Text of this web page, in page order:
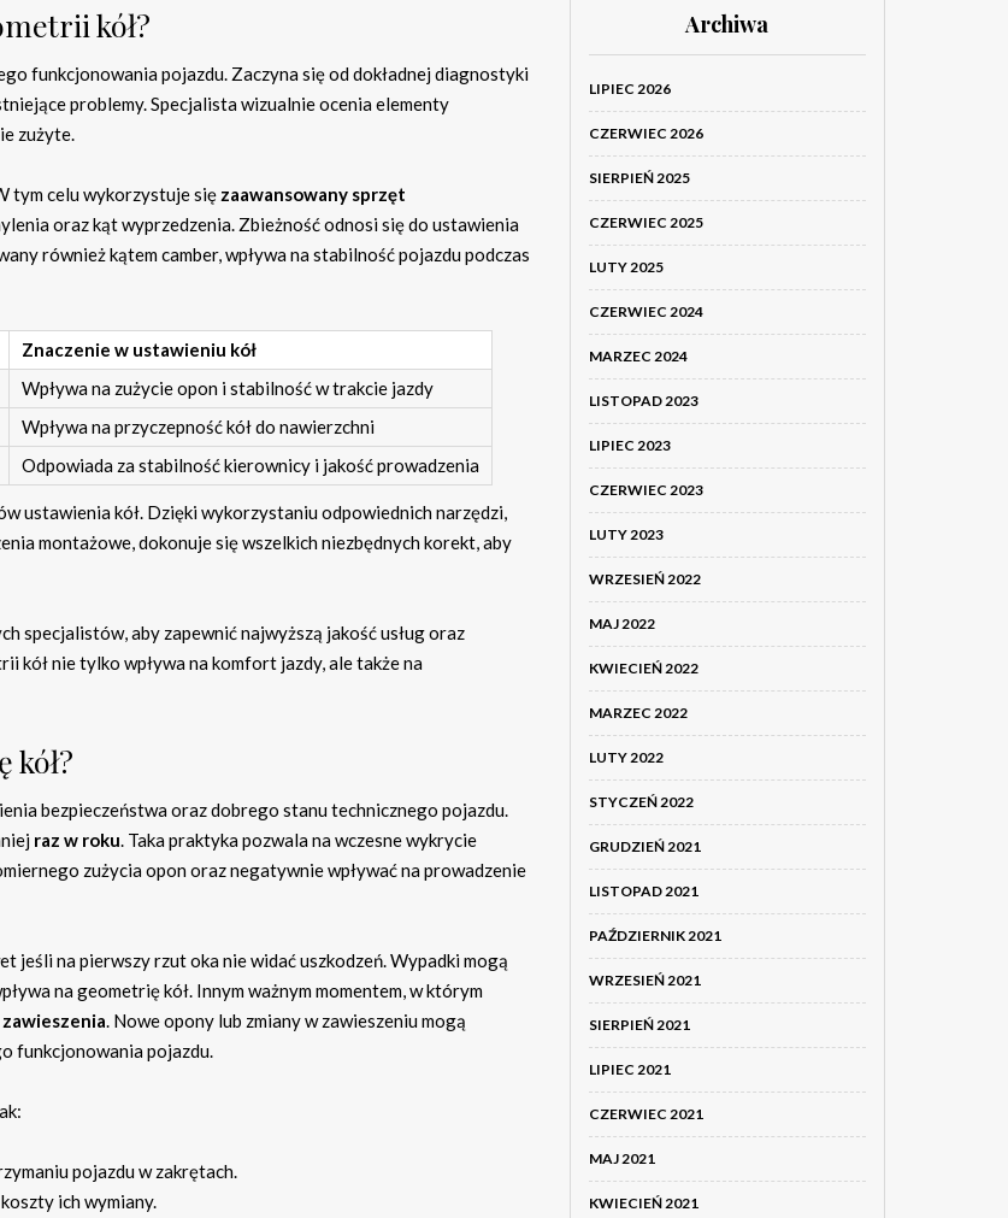
kół?
funkcjonowania pojazdu. Zaczyna się od dokładnej diagnostyki
problemy. Specjalista wizualnie ocenia elementy
zużyte.
tym celu wykorzystuje się zaawansowany sprzęt
oraz kąt wyprzedzenia. Zbieżność odnosi się do ustawienia
również kątem camber, wpływa na stabilność pojazdu podczas
Znaczenie w ustawieniu kół
Wpływa na zużycie opon i stabilność w trakcie jazdy
Wpływa na przyczepność kół do nawierzchni
Odpowiada za stabilność kierownicy i jakość prowadzenia
ustawienia kół. Dzięki wykorzystaniu odpowiednich narzędzi,
montażowe, dokonuje się wszelkich niezbędnych korekt, aby
specjalistów, aby zapewnić najwyższą jakość usług oraz
kół nie tylko wpływa na komfort jazdy, ale także na
kół?
bezpieczeństwa oraz dobrego stanu technicznego pojazdu.
raz w roku. Taka praktyka pozwala na wczesne wykrycie
zużycia opon oraz negatywnie wpływać na prowadzenie
jeśli na pierwszy rzut oka nie widać uszkodzeń. Wypadki mogą
na geometrię kół. Innym ważnym momentem, w którym
zawieszenia. Nowe opony lub zmiany w zawieszeniu mogą
funkcjonowania pojazdu.
pojazdu w zakrętach.
ich wymiany.
Archiwa
LIPIEC 2026
CZERWIEC 2026
SIERPIEŃ 2025
CZERWIEC 2025
LUTY 2025
CZERWIEC 2024
MARZEC 2024
LISTOPAD 2023
LIPIEC 2023
CZERWIEC 2023
LUTY 2023
WRZESIEŃ 2022
MAJ 2022
KWIECIEŃ 2022
MARZEC 2022
LUTY 2022
STYCZEŃ 2022
GRUDZIEŃ 2021
LISTOPAD 2021
PAŹDZIERNIK 2021
WRZESIEŃ 2021
SIERPIEŃ 2021
LIPIEC 2021
CZERWIEC 2021
MAJ 2021
KWIECIEŃ 2021